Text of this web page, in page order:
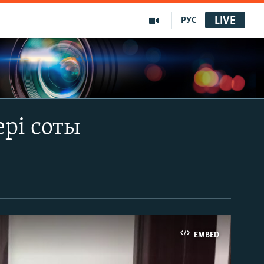
РУС LIVE
соты
EMBED